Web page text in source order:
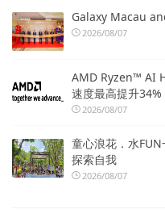
Galaxy Macau
2026/08/07
AMD Ryzen™ AI
速度最高提升34%
2026/08/07
童心浪花．水
探索自我
2026/08/07